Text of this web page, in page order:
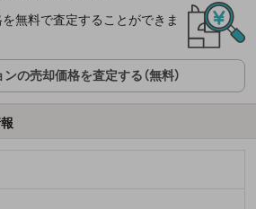
無料で査定することができま
の売却価格を査定する（無料）